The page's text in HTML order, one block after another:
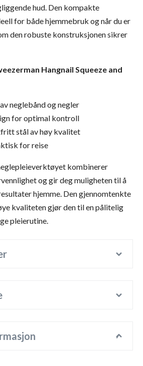
hud. Den kompakte
for både hjemmebruk og når du er
den robuste konstruksjonen sikrer
Hangnail Squeeze and
neglebånd og negler
for optimal kontroll
stål av høy kvalitet
for reise
kombinerer
og gir deg muligheten til å
hjemme. Den gjennomtenkte
kvaliteten gjør den til en pålitelig
pleierutine.